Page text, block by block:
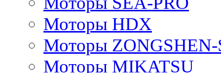
Моторы HDX
Моторы ZONGSHEN-
Моторы MIKATSU